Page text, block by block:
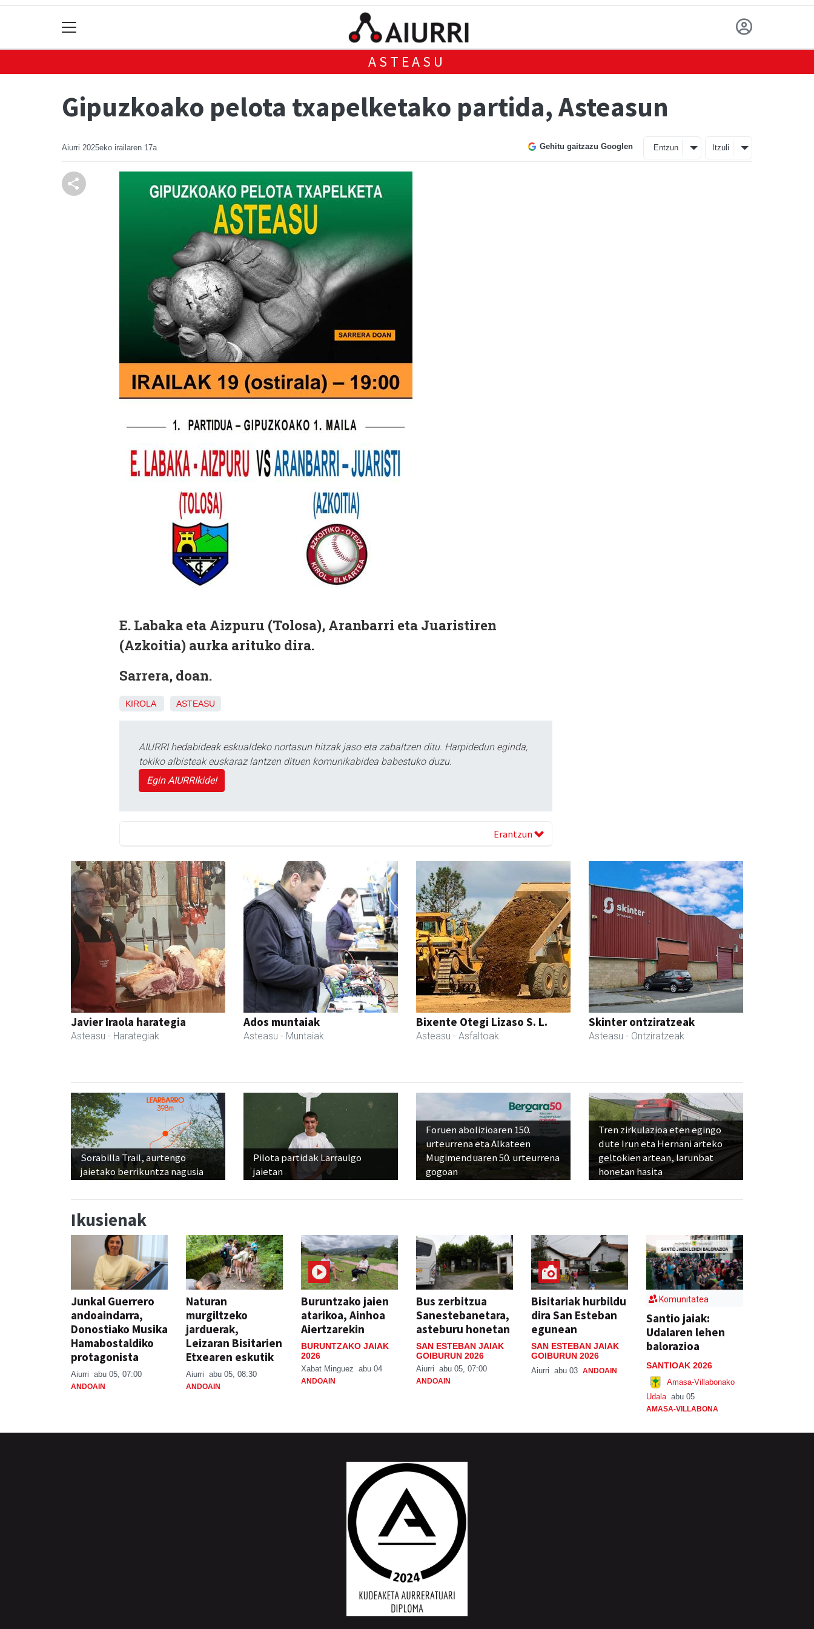
ASTEASU
Gipuzkoako pelota txapelketako partida, Asteasun
Aiurri 2025eko irailaren 17a Gehitu gaitzazu Googlen Entzun Itzuli
E. Labaka eta Aizpuru (Tolosa), Aranbarri eta Juaristiren
(Azkoitia) aurka arituko dira.
Sarrera, doan.
KIROLA ASTEASU
AIURRI hedabideak eskualdeko nortasun hitzak jaso eta zabaltzen ditu. Harpidedun eginda,
tokiko albisteak euskaraz lantzen dituen komunikabidea babestuko duzu.
Egin AIURRIkide!
Erantzun
Javier Iraola harategia
Asteasu - Harategiak
Ados muntaiak
Asteasu - Muntaiak
Bixente Otegi Lizaso S. L.
Asteasu - Asfaltoak
Skinter ontziratzeak
Asteasu - Ontziratzeak
Sorabilla Trail, aurtengo
jaietako berrikuntza nagusia
Pilota partidak Larraulgo
jaietan
Foruen abolizioaren 150.
urteurrena eta Alkateen
Mugimenduaren 50. urteurrena
gogoan
Tren zirkulazioa eten egingo
dute Irun eta Hernani arteko
geltokien artean, larunbat
honetan hasita
Ikusienak
Junkal Guerrero
andoaindarra,
Donostiako Musika
Hamabostaldiko
protagonista
Aiurri abu 05, 07:00
ANDOAIN
Naturan
murgiltzeko
jarduerak,
Leizaran Bisitarien
Etxearen eskutik
Aiurri abu 05, 08:30
ANDOAIN
Buruntzako jaien
atarikoa, Ainhoa
Aiertzarekin
BURUNTZAKO JAIAK
2026
Xabat Minguez abu 04
ANDOAIN
Bus zerbitzua
Sanestebanetara,
asteburu honetan
SAN ESTEBAN JAIAK
GOIBURUN 2026
Aiurri abu 05, 07:00
ANDOAIN
Bisitariak hurbildu
dira San Esteban
egunean
SAN ESTEBAN JAIAK
GOIBURUN 2026
Aiurri abu 03 ANDOAIN
Komunitatea
Santio jaiak:
Udalaren lehen
balorazioa
SANTIOAK 2026
Amasa-Villabonako
Udala abu 05
AMASA-VILLABONA